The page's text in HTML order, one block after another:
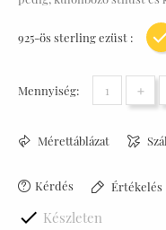
925-ös sterling ezüst :
Mennyiség: +
Mérettáblázat
Kérdés Értékelés
 Készleten